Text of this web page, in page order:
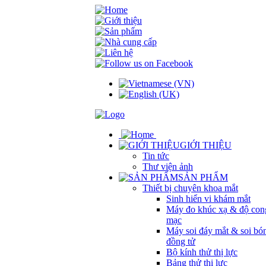
GIỚI THIỆU
Tin tức
Thư viện ảnh
SẢN PHẨM
Thiết bị chuyên khoa mắt
Sinh hiển vi khám mắt
Máy đo khúc xạ & độ
mạc
Máy soi đáy mắt & soi
đồng tử
Bộ kính thử thị lực
Bảng thử thị lực